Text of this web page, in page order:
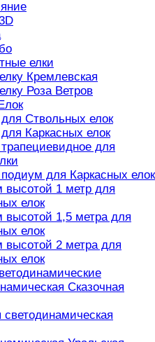
елки
Кремлевская
Роза Ветров
Ствольных елок
Каркасных елок
для
для Каркасных елок
высотой 1 метр для
елок
высотой 1,5 метра для
елок
высотой 2 метра для
елок
Сказочная